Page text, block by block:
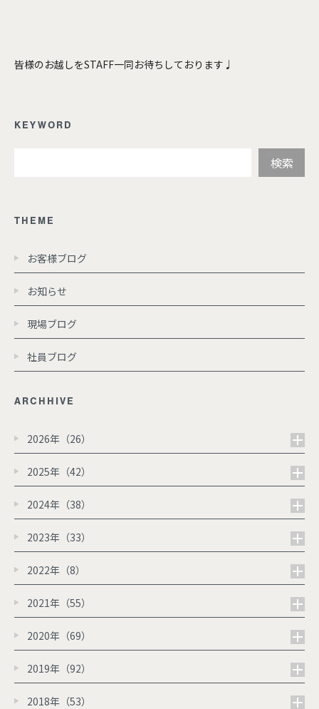
皆様のお越しをSTAFF一同お待ちしております♩
KEYWORD
THEME
お客様ブログ
お知らせ
現場ブログ
社員ブログ
ARCHHIVE
2026年（26）
2025年（42）
2024年（38）
2023年（33）
2022年（8）
2021年（55）
2020年（69）
2019年（92）
2018年（53）